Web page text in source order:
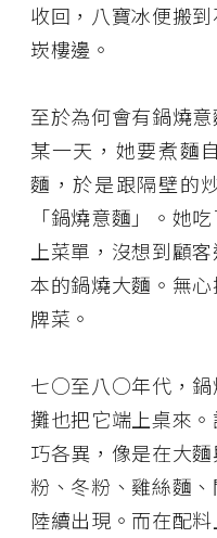
收回，八寶冰便搬
崁樓邊。
至於為何會有鍋燒
某一天，她要煮麵
麵，於是跟隔壁的
「鍋燒意麵」。她
上菜單，沒想到顧
本的鍋燒大麵。無
牌菜。
七○至八○年代，鍋
攤也把它端上桌來
巧各異，像是在大
粉、冬粉、雞絲麵
陸續出現。而在配